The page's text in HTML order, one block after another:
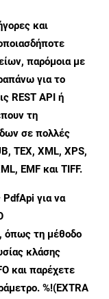
και
παρόμοια με
για το
REST API ή
τη
σε πολλές
TEX, XML, XPS,
EMF και TIFF.
PdfApi για να
όπως τη μέθοδο
κλάσης
και παρέχετε
%!(EXTRA